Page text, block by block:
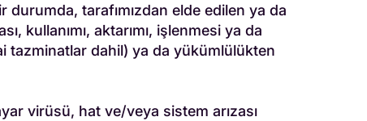
tarafımızdan elde edilen ya da
kullanımı, aktarımı, işlenmesi ya da
tazminatlar dahil) ya da yükümlülükten
virüsü, hat ve/veya sistem arızası